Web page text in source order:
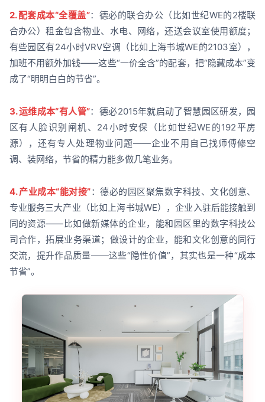
2. 配套成本“全覆盖”：德必的联合办公（比如世纪WE的2楼联
合办公）租金包含物业、水电、网络，还送会议室使用额度；
有些园区有24小时VRV空调（比如上海书城WE的2103室），
加班不用额外加钱——这些“一价全含”的配套，把“隐藏成本”变
成了“明明白白的节省”。
3. 运维成本“有人管”：德必2015年就启动了智慧园区研发，园
区有人脸识别闸机、24小时安保（比如世纪WE的192平房
源），还有专人处理物业问题——企业不用自己找师傅修空
调、装网络，节省的精力能多做几笔业务。
4. 产业成本“能对接”：德必的园区聚焦数字科技、文化创意、
专业服务三大产业（比如上海书城WE），企业入驻后能接触到
同的资源——比如做新媒体的企业，能和园区里的数字科技公
司合作，拓展业务渠道；做设计的企业，能和文化创意的同行
交流，提升作品质量——这些“隐性价值”，其实也是一种“成本
节省”。